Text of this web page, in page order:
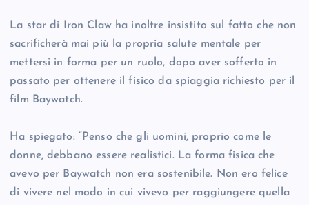
La star di Iron Claw ha inoltre insistito sul fatto che non
sacrificherà mai più la propria salute mentale per
mettersi in forma per un ruolo, dopo aver sofferto in
passato per ottenere il fisico da spiaggia richiesto per il
film Baywatch.
Ha spiegato: “Penso che gli uomini, proprio come le
donne, debbano essere realistici. La forma fisica che
avevo per Baywatch non era sostenibile. Non ero felice
di vivere nel modo in cui vivevo per raggiungere quella